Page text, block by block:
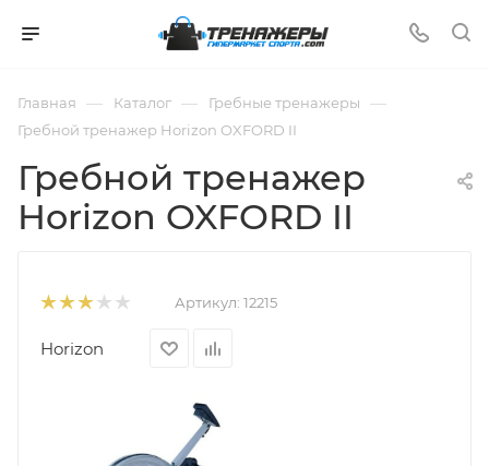
Главная — Каталог — Гребные тренажеры —
Гребной тренажер Horizon OXFORD II
Гребной тренажер
Horizon OXFORD II
Артикул: 12215
Horizon